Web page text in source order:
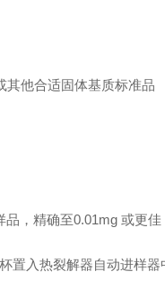
他合适固体基质标准品
，精确至0.01mg 或更佳
入热裂解器自动进样器